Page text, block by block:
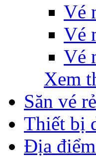
Vé
Vé
Vé
Xem
Săn vé rẻ
Thiết bị
Địa